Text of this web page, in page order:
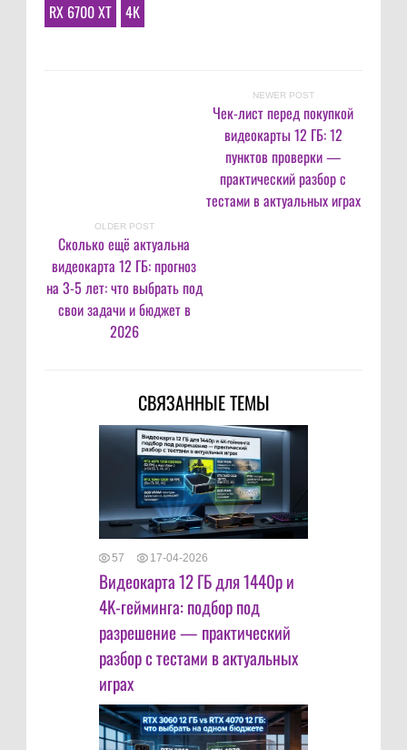
RX 6700 XT 4K
NEWER POST
Чек-лист перед покупкой
видеокарты 12 ГБ: 12
пунктов проверки —
практический разбор с
тестами в актуальных играх
OLDER POST
Сколько ещё актуальна
видеокарта 12 ГБ: прогноз
на 3-5 лет: что выбрать под
свои задачи и бюджет в
2026
СВЯЗАННЫЕ ТЕМЫ
57 17-04-2026
Видеокарта 12 ГБ для 1440p и
4K-гейминга: подбор под
разрешение — практический
разбор с тестами в актуальных
играх